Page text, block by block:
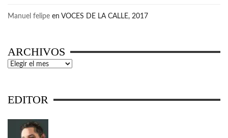
Manuel felipe en VOCES DE LA CALLE, 2017
ARCHIVOS
Archivos
EDITOR